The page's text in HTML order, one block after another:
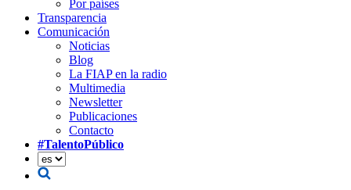
Por países
Transparencia
Comunicación
Noticias
Blog
La FIAP en la radio
Multimedia
Newsletter
Publicaciones
Contacto
#TalentoPúblico